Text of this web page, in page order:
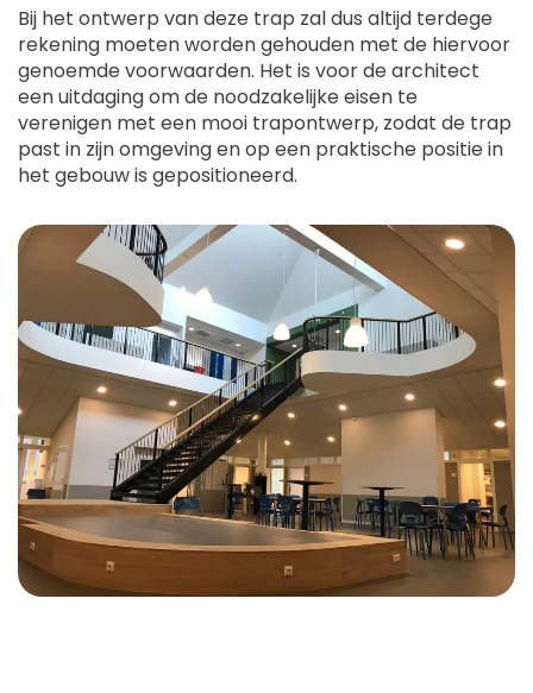
Bij het ontwerp van deze trap zal dus altijd terdege
rekening moeten worden gehouden met de hiervoor
genoemde voorwaarden. Het is voor de architect
een uitdaging om de noodzakelijke eisen te
verenigen met een mooi trapontwerp, zodat de trap
past in zijn omgeving en op een praktische positie in
het gebouw is gepositioneerd.